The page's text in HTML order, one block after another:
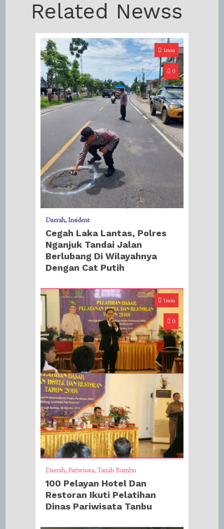
Related Newss
1min
0
Daerah Insident
Cegah Laka Lantas, Polres
Nganjuk Tandai Jalan
Berlubang Di Wilayahnya
Dengan Cat Putih
1min
0
Daerah Pariwisata Tanah Bumbu
100 Pelayan Hotel Dan
Restoran Ikuti Pelatihan
Dinas Pariwisata Tanbu